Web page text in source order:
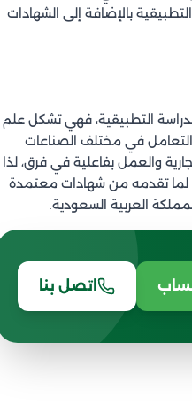
بالإضافة إلى الشهادات
التطبيقية، فهي تشكل علم
التعامل في مختلف الصناعات
والعمل بفاعلية في فرق، لذا
لما تقدمه من شهادات معتمدة
العربية السعودية.
اتصل بنا